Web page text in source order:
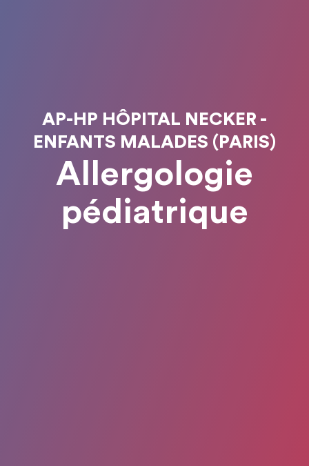
AP-HP HÔPITAL NECKER -
ENFANTS MALADES (PARIS)
Allergologie
pédiatrique